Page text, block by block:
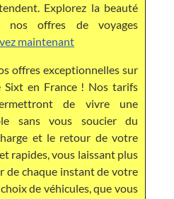
Explorez la beauté
nos offres de voyages
maintenant
offres exceptionnelles sur
en France ! Nos tarifs
de vivre une
sans vous soucier du
et le retour de votre
rapides, vous laissant plus
de chaque instant de votre
de véhicules, que vous